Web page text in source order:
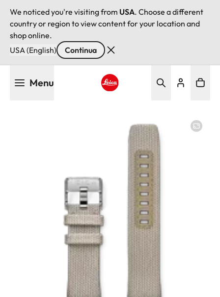
We noticed you're visiting from USA. Choose a different
country or region to view content for your location and
shop online.
USA (English)
Continua
Menu